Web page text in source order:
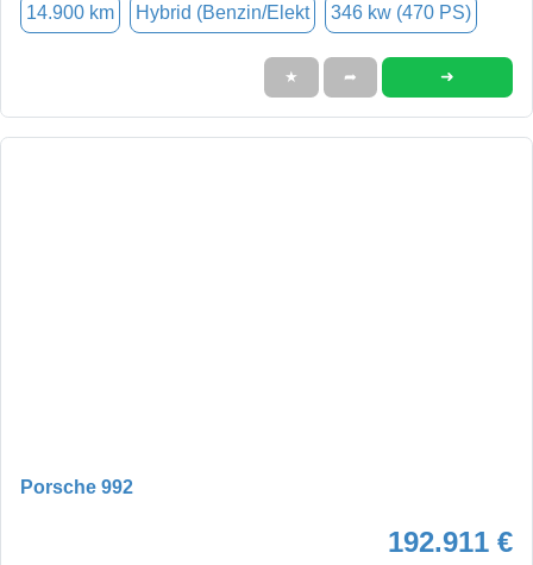
14.900 km Hybrid (Benzin/Elekt 346 kw (470 PS)
★ ➦ ➜
Porsche 992
192.911 €